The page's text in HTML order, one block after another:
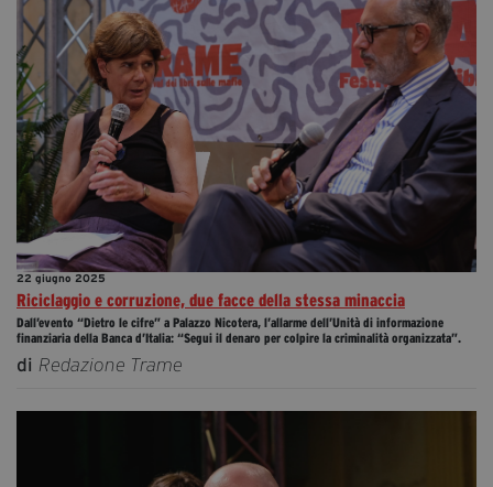
22 giugno 2025
Riciclaggio e corruzione, due facce della stessa minaccia
Dall’evento “Dietro le cifre” a Palazzo Nicotera, l’allarme dell’Unità di informazione
finanziaria della Banca d’Italia: “Segui il denaro per colpire la criminalità organizzata”.
di Redazione Trame